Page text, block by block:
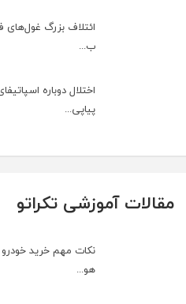
ائتلاف بزرگ غول‌های
ب...
اختلال دوباره
پیاپی...
مقالات آموزشی تکراتو
نکات مهم خرید
هو...